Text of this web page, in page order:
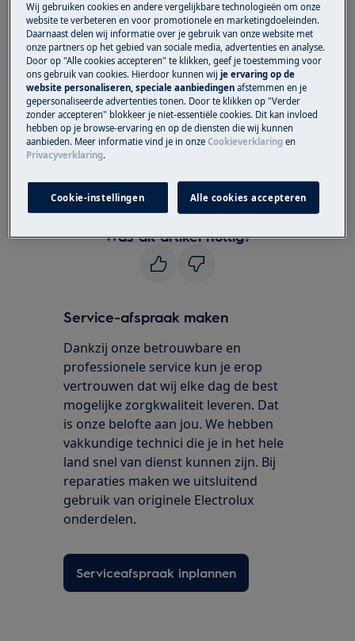
Heeft betrekking op
Vaatwasser
Oplossing
Raadpleeg de gebruiksaanwijzing voor
meer informatie en instructies voor het in-
Was dit artikel nuttig?
Service-afspraak maken
Dankzij onze betrouwbare en
professionele service kun je erop
vertrouwen dat wij elke dag de best
mogelijke zorgkwaliteit leveren. Dat
is onze belofte aan jou. We hebben
vakkundige technici die je in het hele
land snel van dienst kunnen zijn. Bij
reparaties maken we uitsluitend
gebruik van originele Electrolux
onderdelen.
Serviceafspraak inplannen
Wij gebruiken cookies en andere vergelijkbare technologieën om onze
website te verbeteren en voor promotionele en marketingdoeleinden.
Daarnaast delen wij informatie over je gebruik van onze website met
onze partners op het gebied van sociale media, advertenties en analyse.
Door op "Alle cookies accepteren" te klikken, geef je toestemming voor
ons gebruik van cookies. Hierdoor kunnen wijje ervaring op de
website personaliseren, speciale aanbiedingen afstemmen en je
gepersonaliseerde advertenties tonen. Door te klikken op "Verder
zonder accepteren" blokkeer je niet-essentiële cookies. Dit kan invloed
hebben op je browse-ervaring en op de diensten die wij kunnen
aanbieden. Meer informatie vind je in onzeCookieverklaring en
Privacyverklaring.
Cookie-instellingen Alle cookies accepteren